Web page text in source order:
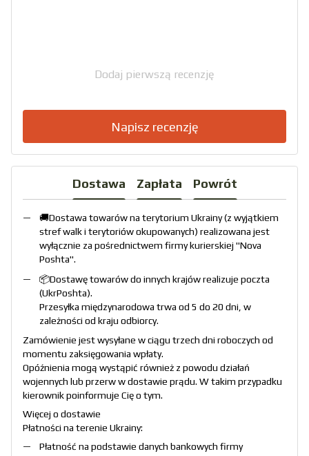
Dodaj pierwszą recenzję
Napisz recenzję
Dostawa Zapłata Powrót
🚚Dostawa towarów na terytorium Ukrainy (z wyjątkiem
stref walk i terytoriów okupowanych) realizowana jest
wyłącznie za pośrednictwem firmy kurierskiej "Nova
Poshta".
📦Dostawę towarów do innych krajów realizuje poczta
(UkrPoshta).
Przesyłka międzynarodowa trwa od 5 do 20 dni, w
zależności od kraju odbiorcy.
Zamówienie jest wysyłane w ciągu trzech dni roboczych od
momentu zaksięgowania wpłaty.
Opóźnienia mogą wystąpić również z powodu działań
wojennych lub przerw w dostawie prądu. W takim przypadku
kierownik poinformuje Cię o tym.
Więcej o dostawie
Płatności na terenie Ukrainy:
Płatność na podstawie danych bankowych firmy